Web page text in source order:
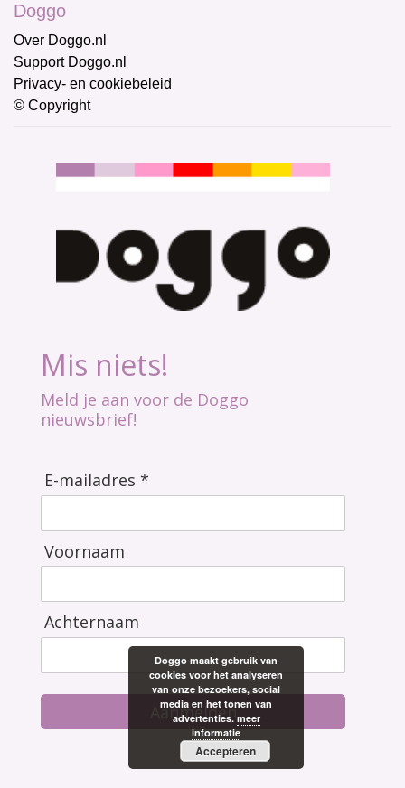
Doggo
Over Doggo.nl
Support Doggo.nl
Privacy- en cookiebeleid
© Copyright
Mis niets!
Meld je aan voor de Doggo
nieuwsbrief!
E-mailadres *
Voornaam
Achternaam
Aanmelden
Doggo maakt gebruik van
cookies voor het analyseren
van onze bezoekers, social
media en het tonen van
advertenties. meer
informatie
Accepteren